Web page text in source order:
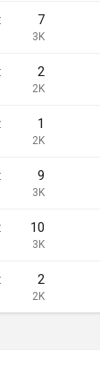
7
3K
2
2K
1
2K
9
3K
10
3K
2
2K